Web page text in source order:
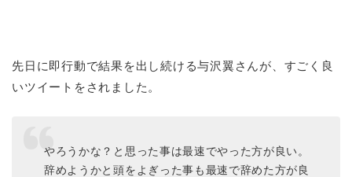
先日に即行動で結果を出し続ける与沢翼さんが、すごく良
いツイートをされました。
やろうかな？と思った事は最速でやった方が良い。
辞めようかと頭をよぎった事も最速で辞めた方が良